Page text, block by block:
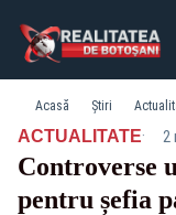
Acasă Știri
ACTUALITATE· 2
Controverse
pentru șefia